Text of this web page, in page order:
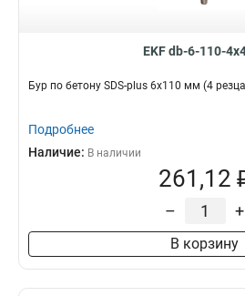
EKF db-6-110-
Бур по бетону SDS-plus 6х110 мм (4
Подробнее
Наличие: В наличии
261,12
– +
В корзину